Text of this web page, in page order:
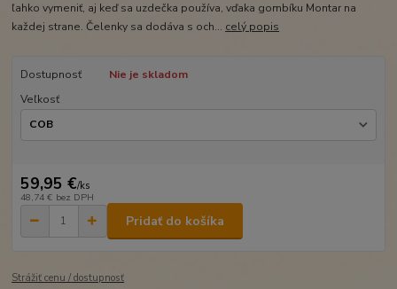
ľahko vymeniť, aj keď sa uzdečka používa, vďaka gombíku Montar na
každej strane. Čelenky sa dodáva s och... celý popis
Dostupnosť
Nie je skladom
Veľkosť
59,95 €/ks
48,74 € bez DPH
Pridať do košíka
Strážiť cenu / dostupnosť